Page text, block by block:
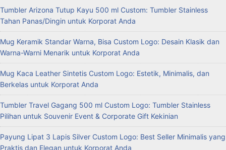
Tumbler Arizona Tutup Kayu 500 ml Custom: Tumbler Stainless
Tahan Panas/Dingin untuk Korporat Anda
Mug Keramik Standar Warna, Bisa Custom Logo: Desain Klasik dan
Warna-Warni Menarik untuk Korporat Anda
Mug Kaca Leather Sintetis Custom Logo: Estetik, Minimalis, dan
Berkelas untuk Korporat Anda
Tumbler Travel Gagang 500 ml Custom Logo: Tumbler Stainless
Pilihan untuk Souvenir Event & Corporate Gift Kekinian
Payung Lipat 3 Lapis Silver Custom Logo: Best Seller Minimalis yang
Praktis dan Elegan untuk Korporat Anda